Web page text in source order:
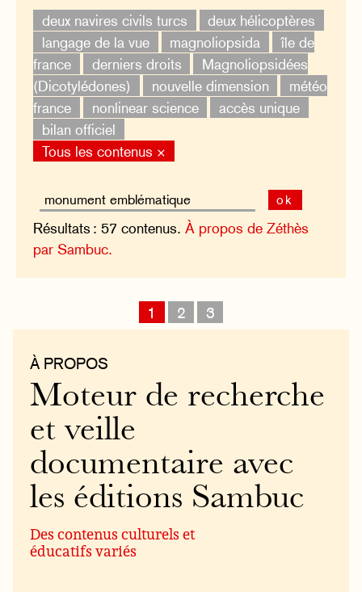
deux navires civils turcs
deux hélicoptères
langage de la vue
magnoliopsida
île de
france
derniers droits
Magnoliopsidées
(Dicotylédones)
nouvelle dimension
météo
france
nonlinear science
accès unique
bilan officiel
Tous les contenus ×
ok
Résultats : 57 contenus.À propos de Zéthès
par Sambuc.
1 2 3
À PROPOS
Moteur de recherche
et veille
documentaire avec
les éditions Sambuc
Des contenus culturels et
éducatifs variés